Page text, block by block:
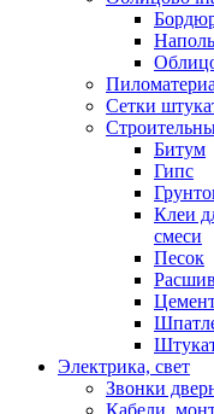
Сетки
Битум
Гипс
Клеи
смеси
Песок
Электрика, свет
Звонки
Кабели,